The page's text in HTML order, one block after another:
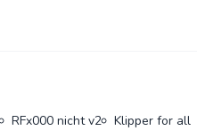
RFx000 nicht v2 Klipper for all